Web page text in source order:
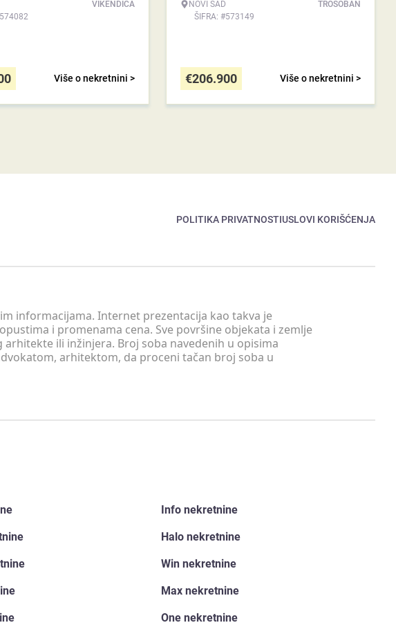
VIKENDICA
Više o nekretnini >
NOVI SAD
ŠIFRA: #573149
TROSOBAN
Više o nekretnini >
€206.900
POLITIKA PRIVATNOSTIUSLOVI KORIŠĆENJA
informacijama. Internet prezentacija kao takva je
i promenama cena. Sve površine objekata i zemlje
ili inžinjera. Broj soba navedenih u opisima
arhitektom, da proceni tačan broj soba u
Info nekretnine
Halo nekretnine
Win nekretnine
Max nekretnine
One nekretnine